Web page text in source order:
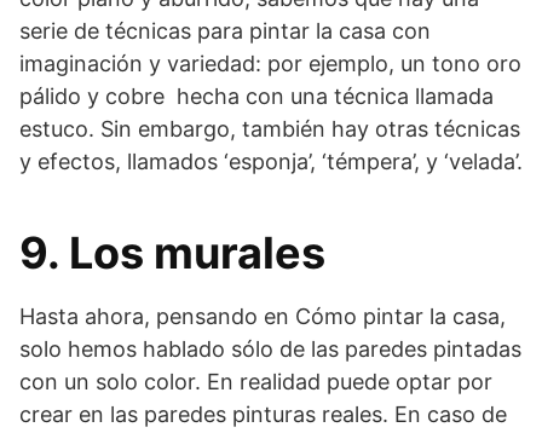
serie de técnicas para pintar la casa con
imaginación y variedad: por ejemplo, un tono oro
pálido y cobre hecha con una técnica llamada
estuco. Sin embargo, también hay otras técnicas
y efectos, llamados ‘esponja’, ‘témpera’, y ‘velada’.
9. Los murales
Hasta ahora, pensando en Cómo pintar la casa,
solo hemos hablado sólo de las paredes pintadas
con un solo color. En realidad puede optar por
crear en las paredes pinturas reales. En caso de